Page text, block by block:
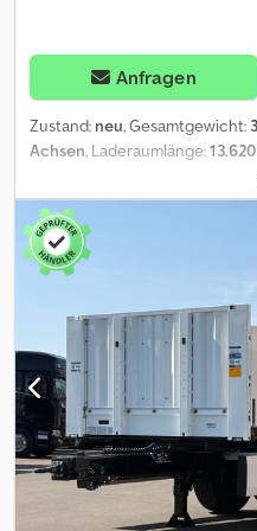
Anfragen
Zustand: neu, Gesamtgewicht:
Achsen, Laderaumlänge:
,
2026, Ausstattung:ABS,
Liftachse | SafeCurtain | XL |
KRONE Modell: SDP 27
Schiebeplane Baujahr: 2026
WKESD000301254675
Innenlänge ca. 13.620 mm *
Hydraulisches Hubdach (+500
zusätzlich absenkbar * 3 x 9 t
(automatisch + manuell) *
KRONE Smart Tyre
Temperaturüberwachung) *
Telematics Premium (60
LED-Rückfahrscheinwerfer *
SafeCurtain